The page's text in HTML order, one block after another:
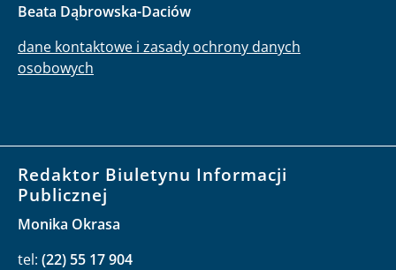
Beata Dąbrowska-Daciów
dane kontaktowe i zasady ochrony danych
osobowych
Redaktor Biuletynu Informacji
Publicznej
Monika Okrasa
tel: (22) 55 17 904